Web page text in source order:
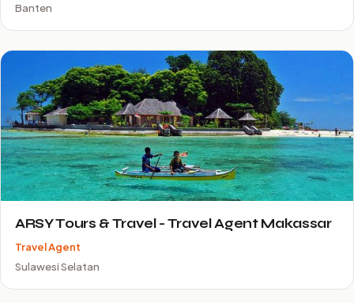
Banten
ARSY Tours & Travel - Travel Agent Makassar
Travel Agent
Sulawesi Selatan